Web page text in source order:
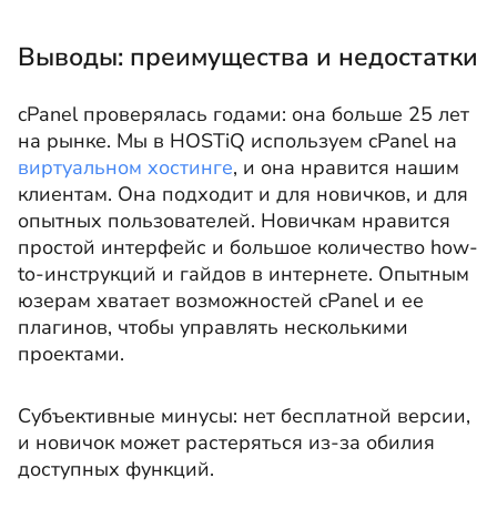
Выводы: преимущества и недостатки
cPanel проверялась годами: она больше 25 лет
на рынке. Мы в HOSTiQ используем cPanel на
виртуальном хостинге, и она нравится нашим
клиентам. Она подходит и для новичков, и для
опытных пользователей. Новичкам нравится
простой интерфейс и большое количество how-
to-инструкций и гайдов в интернете. Опытным
юзерам хватает возможностей cPanel и ее
плагинов, чтобы управлять несколькими
проектами.
Субъективные минусы: нет бесплатной версии,
и новичок может растеряться из-за обилия
доступных функций.